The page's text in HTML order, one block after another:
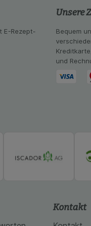
sich Informationen
Hilfe wir unsere
hierfür teilweise
E-Rezept-
Unsere
Bequem
und
Kontakt